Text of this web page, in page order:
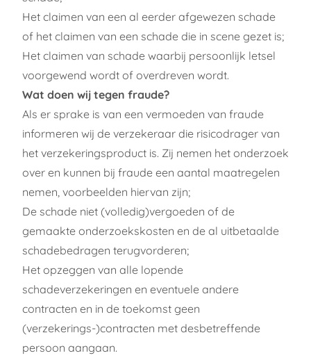
Het claimen van een al eerder afgewezen schade
of het claimen van een schade die in scene gezet is;
Het claimen van schade waarbij persoonlijk letsel
voorgewend wordt of overdreven wordt.
Wat doen wij tegen fraude?
Als er sprake is van een vermoeden van fraude
informeren wij de verzekeraar die risicodrager van
het verzekeringsproduct is. Zij nemen het onderzoek
over en kunnen bij fraude een aantal maatregelen
nemen, voorbeelden hiervan zijn;
De schade niet (volledig)vergoeden of de
gemaakte onderzoekskosten en de al uitbetaalde
schadebedragen terugvorderen;
Het opzeggen van alle lopende
schadeverzekeringen en eventuele andere
contracten en in de toekomst geen
(verzekerings-)contracten met desbetreffende
persoon aangaan.